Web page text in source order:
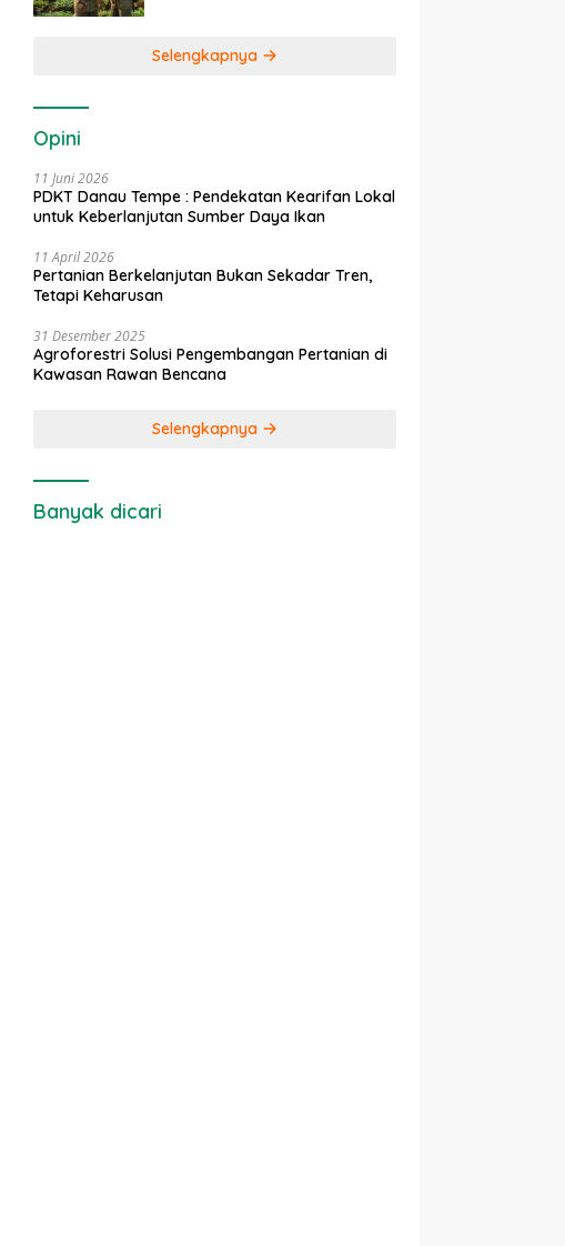
Selengkapnya
Opini
11 Juni 2026
PDKT Danau Tempe : Pendekatan Kearifan Lokal
untuk Keberlanjutan Sumber Daya Ikan
11 April 2026
Pertanian Berkelanjutan Bukan Sekadar Tren,
Tetapi Keharusan
31 Desember 2025
Agroforestri Solusi Pengembangan Pertanian di
Kawasan Rawan Bencana
Selengkapnya
Banyak dicari